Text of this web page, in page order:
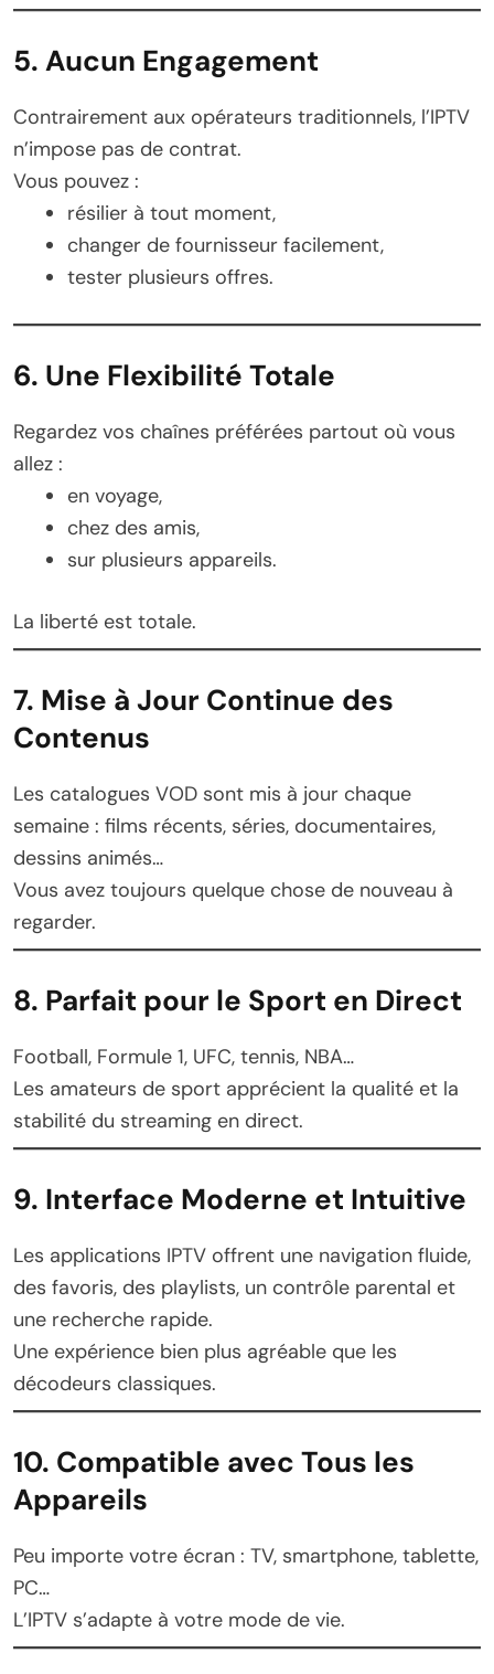
5. Aucun Engagement
Contrairement aux opérateurs traditionnels, l’IPTV
n’impose pas de contrat.
Vous pouvez :
résilier à tout moment,
changer de fournisseur facilement,
tester plusieurs offres.
6. Une Flexibilité Totale
Regardez vos chaînes préférées partout où vous
allez :
en voyage,
chez des amis,
sur plusieurs appareils.
La liberté est totale.
7. Mise à Jour Continue des
Contenus
Les catalogues VOD sont mis à jour chaque
semaine : films récents, séries, documentaires,
dessins animés…
Vous avez toujours quelque chose de nouveau à
regarder.
8. Parfait pour le Sport en Direct
Football, Formule 1, UFC, tennis, NBA…
Les amateurs de sport apprécient la qualité et la
stabilité du streaming en direct.
9. Interface Moderne et Intuitive
Les applications IPTV offrent une navigation fluide,
des favoris, des playlists, un contrôle parental et
une recherche rapide.
Une expérience bien plus agréable que les
décodeurs classiques.
10. Compatible avec Tous les
Appareils
Peu importe votre écran : TV, smartphone, tablette,
PC…
L’IPTV s’adapte à votre mode de vie.